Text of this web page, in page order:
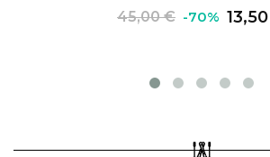
45,00 € -70%